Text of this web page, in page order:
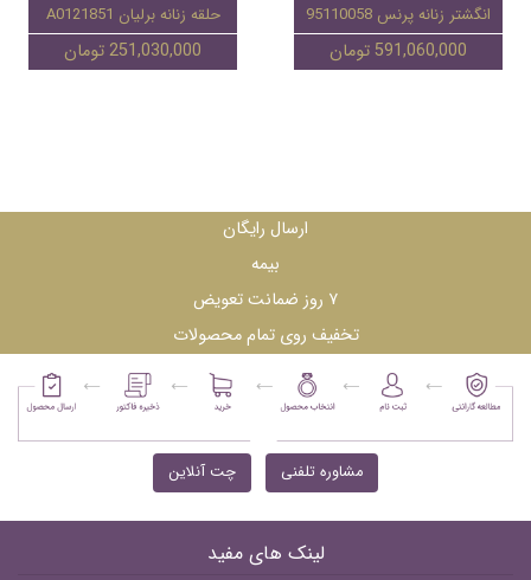
انگشتر زنانه پرنس 95110058
591,060,000 تومان
حلقه زنانه برلیان A0121851
251,030,000 تومان
ارسال رایگان
بیمه
۷ روز ضمانت تعویض
تخفیف روی تمام محصولات
مشاوره تلفنی چت آنلاین
لینک های مفید